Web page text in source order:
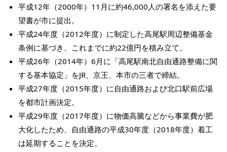
平成12年（2000年）11月に約46,000人の署名を添えた要
望書が市に提出。
平成24年度（2012年度）に制定した高尾駅周辺整備基金
条例に基づき、これまでに約22億円を積み立て。
平成26年（2014年）6月に「高尾駅南北自由通路整備に関
する基本協定」をJR、京王、本市の三者で締結。
平成27年度（2015年度）に自由通路および北口駅前広場
を都市計画決定。
平成29年度（2017年度）に物価高騰などから事業費が肥
大化したため、自由通路の平成30年度（2018年度）着工
は延期することを決定。